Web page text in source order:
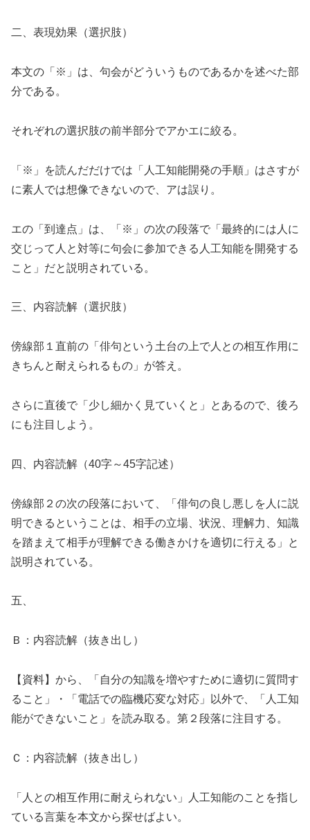
二、表現効果（選択肢）
本文の「※」は、句会がどういうものであるかを述べた部
分である。
それぞれの選択肢の前半部分でアかエに絞る。
「※」を読んだだけでは「人工知能開発の手順」はさすが
に素人では想像できないので、アは誤り。
エの「到達点」は、「※」の次の段落で「最終的には人に
交じって人と対等に句会に参加できる人工知能を開発する
こと」だと説明されている。
三、内容読解（選択肢）
傍線部１直前の「俳句という土台の上で人との相互作用に
きちんと耐えられるもの」が答え。
さらに直後で「少し細かく見ていくと」とあるので、後ろ
にも注目しよう。
四、内容読解（40字～45字記述）
傍線部２の次の段落において、「俳句の良し悪しを人に説
明できるということは、相手の立場、状況、理解力、知識
を踏まえて相手が理解できる働きかけを適切に行える」と
説明されている。
五、
Ｂ：内容読解（抜き出し）
【資料】から、「自分の知識を増やすために適切に質問す
ること」・「電話での臨機応変な対応」以外で、「人工知
能ができないこと」を読み取る。第２段落に注目する。
Ｃ：内容読解（抜き出し）
「人との相互作用に耐えられない」人工知能のことを指し
ている言葉を本文から探せばよい。